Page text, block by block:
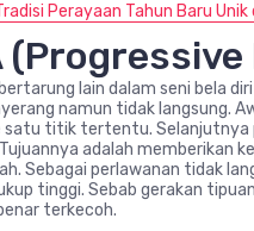
Perayaan Tahun Baru Unik
lain dalam seni bela
namun tidak langsung.
satu titik tertentu. Selanjutnya
adalah memberikan
Sebagai perlawanan tidak
tinggi. Sebab gerakan
terkecoh.